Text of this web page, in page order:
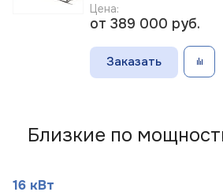
Цена:
от 389 000 руб.
Заказать
Близкие по
16 кВт